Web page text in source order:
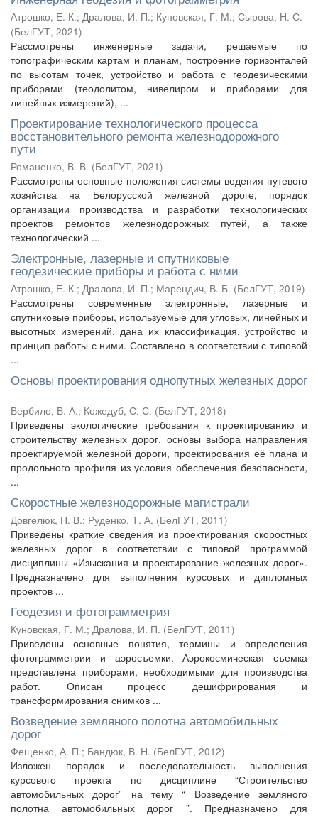
Атрошко, Е. К.; Дралова, И. П.; Куновская, Г. М.; Сырова, Н. С.
(БелГУТ, 2021)
Рассмотрены инженерные задачи, решаемые по
топографическим картам и планам, построение горизонталей
по высотам точек, устройство и работа с геодезическими
приборами (теодолитом, нивелиром и приборами для
линейных измерений), ...
Проектирование технологического процесса
восстановительного ремонта железнодорожного
пути
Романенко, В. В. (БелГУТ, 2021)
Рассмотрены основные положения системы ведения путевого
хозяйства на Белорусской железной дороге, порядок
организации производства и разработки технологических
проектов ремонтов железнодорожных путей, а также
технологический ...
Электронные, лазерные и спутниковые
геодезические приборы и работа с ними
Атрошко, Е. К.; Дралова, И. П.; Марендич, В. Б. (БелГУТ, 2019)
Рассмотрены современные электронные, лазерные и
спутниковые приборы, используемые для угловых, линейных и
высотных измерений, дана их классификация, устройство и
принцип работы с ними. Составлено в соответствии с типовой
...
Основы проектирования однопутных железных дорог
Вербило, В. А.; Кожедуб, С. С. (БелГУТ, 2018)
Приведены экологические требования к проектированию и
строительству железных дорог, основы выбора направления
проектируемой железной дороги, проектирования её плана и
продольного профиля из условия обеспечения безопасности,
...
Скоростные железнодорожные магистрали
Довгелюк, Н. В.; Руденко, Т. А. (БелГУТ, 2011)
Приведены краткие сведения из проектирования скоростных
железных дорог в соответствии с типовой программой
дисциплины «Изыскания и проектирование железных дорог».
Предназначено для выполнения курсовых и дипломных
проектов ...
Геодезия и фотограмметрия
Куновская, Г. М.; Дралова, И. П. (БелГУТ, 2011)
Приведены основные понятия, термины и определения
фотограмметрии и аэросъемки. Аэрокосмическая съемка
представлена приборами, необходимыми для производства
работ. Описан процесс дешифрирования и
трансформирования снимков ...
Возведение земляного полотна автомобильных
дорог
Фещенко, А. П.; Бандюк, В. Н. (БелГУТ, 2012)
Изложен порядок и последовательность выполнения
курсового проекта по дисциплине “Строительство
автомобильных дорог” на тему “ Возведение земляного
полотна автомобильных дорог ”. Предназначено для